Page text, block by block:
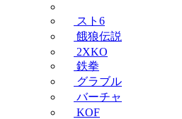
スト6
餓狼伝説
2XKO
鉄拳
グラブル
バーチャ
KOF